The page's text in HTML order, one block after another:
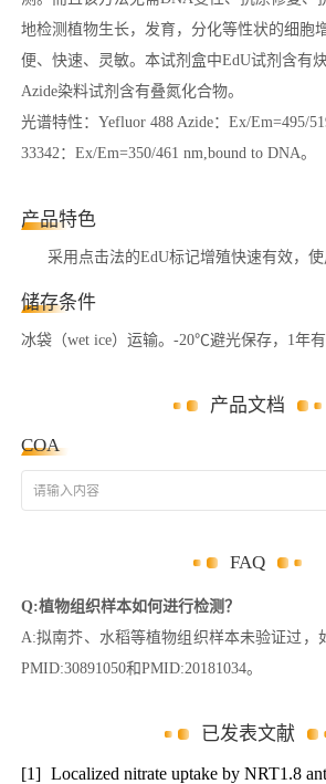
地检测植物生长，发育，分化等性状的细胞
便、快速、灵敏。本试剂盒中EdU试剂含有
Azide染料试剂含有叠氮化合物。
光谱特性：Yefluor 488 Azide：Ex/Em=495/
33342：Ex/Em=350/461 nm,bound to DNA。
产品特色
采用点击法的EdU标记增殖快速有效，使
储存条件
冰袋（wet ice）运输。-20℃避光保存，1年有
产品文档
COA
请输入内容
FAQ
Q:植物组织样本如何进行检测？
A:拟南芥、水稻等植物组织样本未验证过，
PMID:30891050和PMID:20181034。
已发表文献
[1] Localized nitrate uptake by NRT1.8